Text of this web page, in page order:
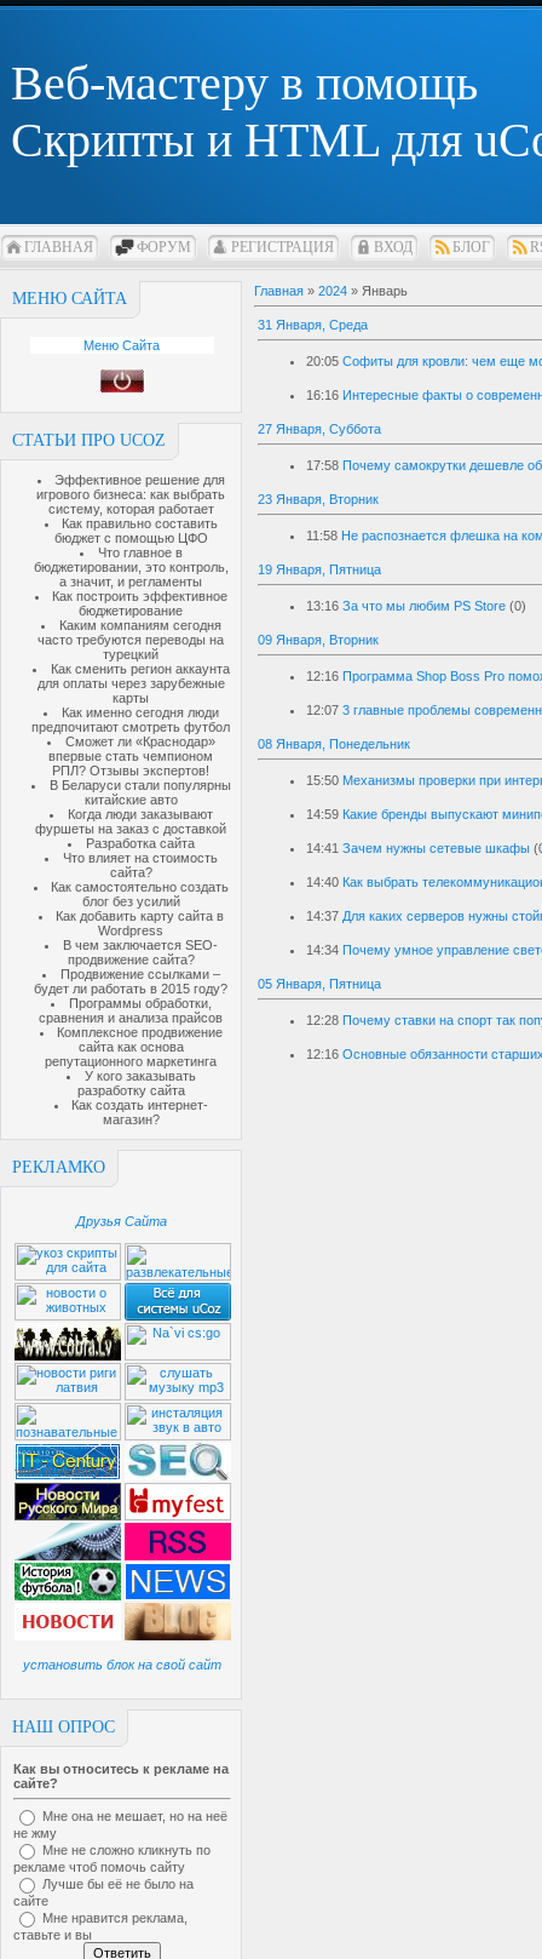
Веб-мастеру в помощь
Скрипты и HTML для
ГЛАВНАЯ ФОРУМ РЕГИСТРАЦИЯ ВХОД БЛОГ
МЕНЮ САЙТА
Меню Сайта
СТАТЬИ ПРО UCOZ
Эффективное решение для
игрового бизнеса: как выбрать
систему, которая работает
Как правильно составить
бюджет с помощью ЦФО
Что главное в
бюджетировании, это контроль,
а значит, и регламенты
Как построить эффективное
бюджетирование
Каким компаниям сегодня
часто требуются переводы на
турецкий
Как сменить регион аккаунта
для оплаты через зарубежные
карты
Как именно сегодня люди
предпочитают смотреть футбол
Сможет ли «Краснодар»
впервые стать чемпионом
РПЛ? Отзывы экспертов!
В Беларуси стали популярны
китайские авто
Когда люди заказывают
фуршеты на заказ с доставкой
Разработка сайта
Что влияет на стоимость
сайта?
Как самостоятельно создать
блог без усилий
Как добавить карту сайта в
Wordpress
В чем заключается SEO-
продвижение сайта?
Продвижение ссылками –
будет ли работать в 2015 году?
Программы обработки,
сравнения и анализа прайсов
Комплексное продвижение
сайта как основа
репутационного маркетинга
У кого заказывать
разработку сайта
Как создать интернет-
магазин?
РЕКЛАМКО
Друзья Сайта
установить блок на свой сайт
НАШ ОПРОС
Как вы относитесь к рекламе на
сайте?
Мне она не мешает, но на неё
не жму
Мне не сложно кликнуть по
рекламе чтоб помочь сайту
Лучше бы её не было на
сайте
Мне нравится реклама,
ставьте и вы
Главная » 2024 » Январь
31 Января, Среда
20:05 Софиты для кровли: чем еще
16:16 Интересные факты о
27 Января, Суббота
17:58 Почему самокрутки дешевле
23 Января, Вторник
11:58 Не распознается флешка на
19 Января, Пятница
13:16 За что мы любим PS Store (0)
09 Января, Вторник
12:16 Программа Shop Boss Pro
12:07 3 главные проблемы
08 Января, Понедельник
15:50 Механизмы проверки при
14:59 Какие бренды выпускают
14:41 Зачем нужны сетевые шкафы
14:40 Как выбрать
14:37 Для каких серверов нужны
14:34 Почему умное управление
05 Января, Пятница
12:28 Почему ставки на спорт так
12:16 Основные обязанности